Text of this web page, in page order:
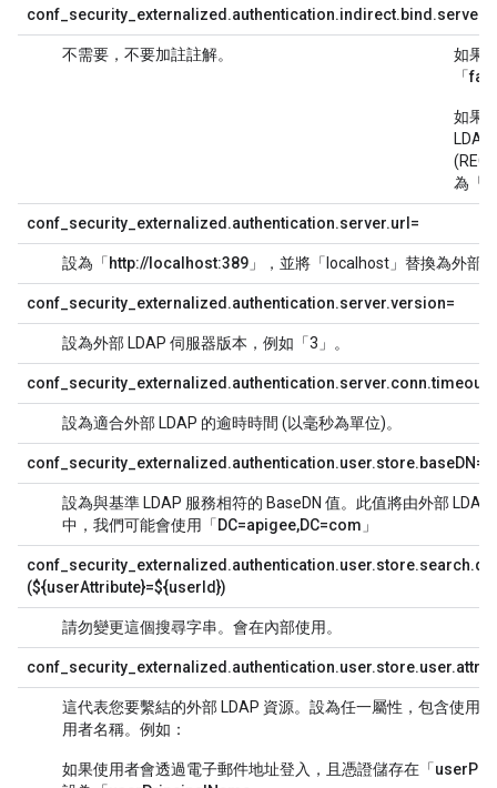
不需要，不要加註註解。
如果
「
如果
為「
conf_security_externalized.authentication.server.url=
設為「 http://localhost:389 」，並將「localhost」替換為外部
conf_security_externalized.authentication.server.version=
設為外部 LDAP 伺服器版本，例如「3」。
conf_security_externalized.authentication.server.conn.timeout=
設為適合外部 LDAP 的逾時時間 (以毫秒為單位)。
conf_security_externalized.authentication.user.store.baseDN=
設為與基準 LDAP 服務相符的 BaseDN 值。此值將由外部
中，我們可能會使用「 DC=apigee,DC=com 」
(${userAttribute}=${userId})
請勿變更這個搜尋字串。會在內部使用。
這代表您要繫結的外部 LDAP 資源。設為任一屬性，包含使用
用者名稱。例如：
如果使用者會透過電子郵件地址登入，且憑證儲存在「